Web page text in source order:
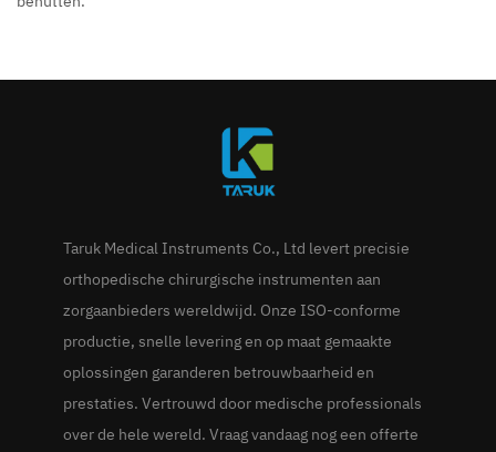
Taruk Medical Instruments Co., Ltd levert precisie
orthopedische chirurgische instrumenten aan
zorgaanbieders wereldwijd. Onze ISO-conforme
productie, snelle levering en op maat gemaakte
oplossingen garanderen betrouwbaarheid en
prestaties. Vertrouwd door medische professionals
over de hele wereld. Vraag vandaag nog een offerte